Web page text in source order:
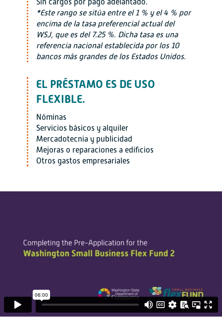
Sin cargos por pago adelantado.
*Este rango se sitúa entre el 1 % y el 4 % por
encima de la tasa preferencial actual del
WSJ, que es del 7.25 %. Dicha tasa es una
referencia nacional establecida por los 10
bancos más grandes de los Estados Unidos.
EL PRÉSTAMO ES DE USO
FLEXIBLE.
Nóminas
Servicios básicos y alquiler
Mercadotecnia y publicidad
Mejoras o reparaciones a edificios
Otros gastos empresariales